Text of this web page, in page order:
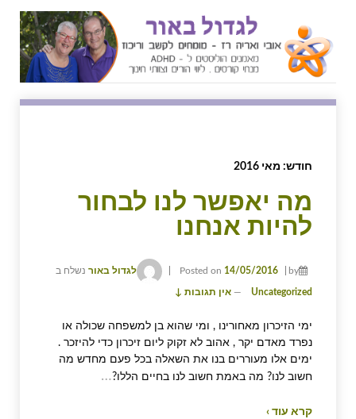
SKIP
TO
MAIN
CONTENT
חודש: מאי 2016
מה יאפשר לנו לבחור
להיות אנחנו
Posted on 14/05/2016 by לגדול באור נשלח ב
Uncategorized
— אין תגובות ↓
ימי הזיכרון מאחורינו , ומי שהוא בן למשפחה שכולה או
נפרד מאדם יקר , אהוב לא זקוק ליום זיכרון כדי להיזכר .
ימים אלו מעוררים בנו את השאלה בכל פעם מחדש מה
חשוב לנו? מה באמת חשוב לנו בחיים הללו? …
קרא עוד ›